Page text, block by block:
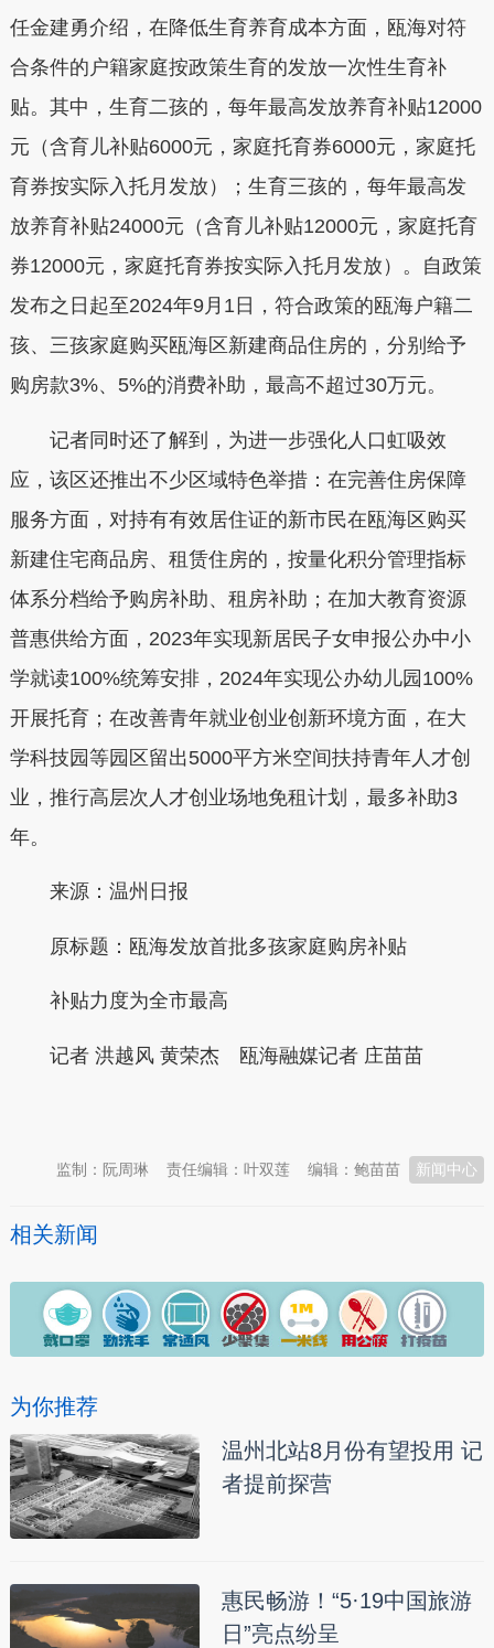
任金建勇介绍，在降低生育养育成本方面，瓯海对符
合条件的户籍家庭按政策生育的发放一次性生育补
贴。其中，生育二孩的，每年最高发放养育补贴12000
元（含育儿补贴6000元，家庭托育券6000元，家庭托
育券按实际入托月发放）；生育三孩的，每年最高发
放养育补贴24000元（含育儿补贴12000元，家庭托育
券12000元，家庭托育券按实际入托月发放）。自政策
发布之日起至2024年9月1日，符合政策的瓯海户籍二
孩、三孩家庭购买瓯海区新建商品住房的，分别给予
购房款3%、5%的消费补助，最高不超过30万元。
记者同时还了解到，为进一步强化人口虹吸效
应，该区还推出不少区域特色举措：在完善住房保障
服务方面，对持有有效居住证的新市民在瓯海区购买
新建住宅商品房、租赁住房的，按量化积分管理指标
体系分档给予购房补助、租房补助；在加大教育资源
普惠供给方面，2023年实现新居民子女申报公办中小
学就读100%统筹安排，2024年实现公办幼儿园100%
开展托育；在改善青年就业创业创新环境方面，在大
学科技园等园区留出5000平方米空间扶持青年人才创
业，推行高层次人才创业场地免租计划，最多补助3
年。
来源：温州日报
原标题：瓯海发放首批多孩家庭购房补贴
补贴力度为全市最高
记者 洪越风 黄荣杰 瓯海融媒记者 庄苗苗
新闻中心
编辑：鲍苗苗
责任编辑：叶双莲
监制：阮周琳
相关新闻
为你推荐
温州北站8月份有望投用 记
者提前探营
惠民畅游！“5·19中国旅游
日”亮点纷呈